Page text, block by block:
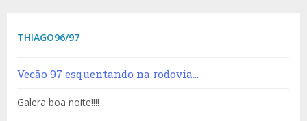
THIAGO96/97
Vecão 97 esquentando na rodovia...
Galera boa noite!!!!